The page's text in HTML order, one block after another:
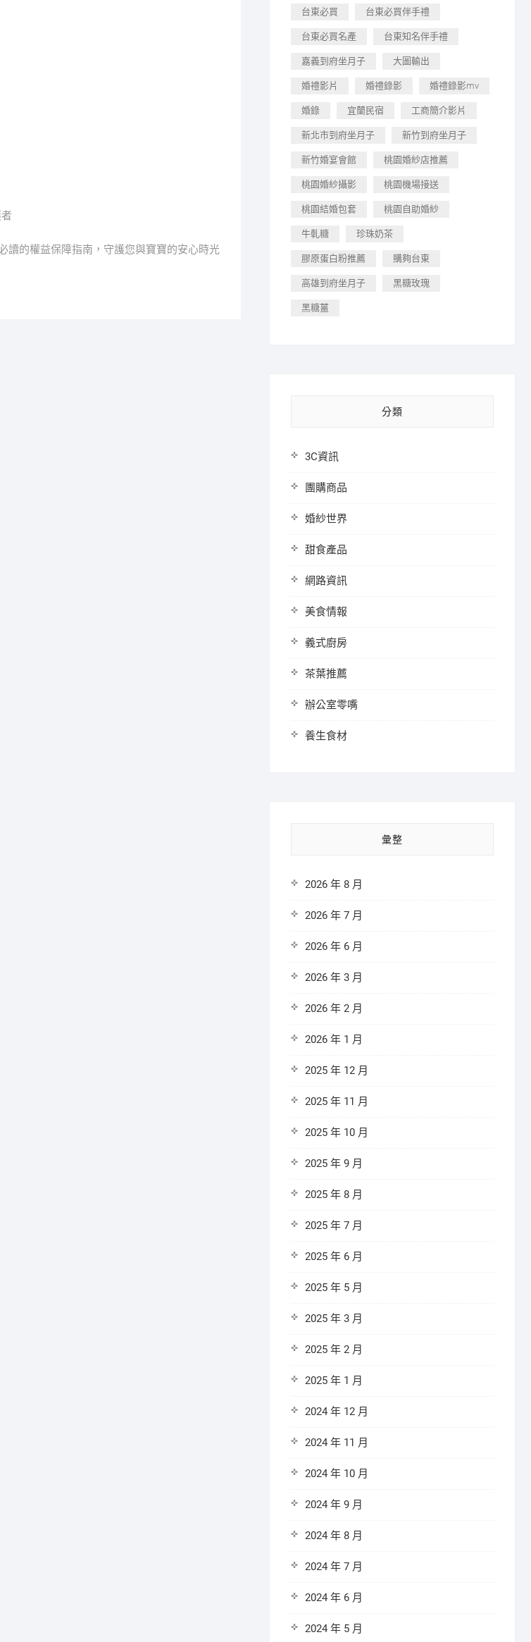
讀的權益保障指南，守護您與寶寶的安心時光
台東必買 台東必買伴手禮
台東必買名產 台東知名伴手禮
嘉義到府坐月子 大圖輸出
婚禮影片 婚禮錄影 婚禮錄影mv
婚錄 宜蘭民宿 工商簡介影片
新北市到府坐月子 新竹到府坐月子
新竹婚宴會館 桃園婚紗店推薦
桃園婚紗攝影 桃園機場接送
桃園結婚包套 桃園自助婚紗
牛軋糖 珍珠奶茶
膠原蛋白粉推薦 購夠台東
高雄到府坐月子 黑糖玫瑰
黑糖薑
分類
3C資訊
團購商品
婚紗世界
甜食產品
網路資訊
美食情報
義式廚房
茶葉推薦
辦公室零嘴
養生食材
彙整
2026 年 8 月
2026 年 7 月
2026 年 6 月
2026 年 3 月
2026 年 2 月
2026 年 1 月
2025 年 12 月
2025 年 11 月
2025 年 10 月
2025 年 9 月
2025 年 8 月
2025 年 7 月
2025 年 6 月
2025 年 5 月
2025 年 3 月
2025 年 2 月
2025 年 1 月
2024 年 12 月
2024 年 11 月
2024 年 10 月
2024 年 9 月
2024 年 8 月
2024 年 7 月
2024 年 6 月
2024 年 5 月